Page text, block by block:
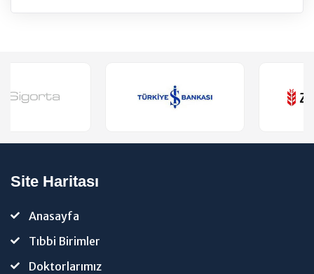
Site Haritası
Anasayfa
Tıbbi Birimler
Doktorlarımız